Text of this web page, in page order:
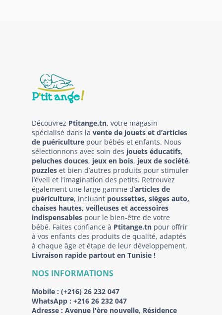
Découvrez Ptitange.tn, votre magasin
spécialisé dans la vente de jouets et d’articles
de puériculture pour bébés et enfants. Nous
sélectionnons avec soin des jouets éducatifs,
peluches douces, jeux en bois, jeux de société,
puzzles et bien d’autres produits pour stimuler
l’éveil et l’imagination des petits. Retrouvez
également une large gamme d’articles de
puériculture, incluant poussettes, sièges auto,
chaises hautes, veilleuses et accessoires
indispensables pour le bien-être de votre
bébé. Faites confiance à Ptitange.tn pour offrir
à vos enfants des produits de qualité, adaptés
à chaque âge et étape de leur développement.
Livraison rapide partout en Tunisie !
NOS INFORMATIONS
Mobile : (+216) 26 232 047
WhatsApp : +216 26 232 047
Adresse : Avenue l'ère nouvelle, Résidence